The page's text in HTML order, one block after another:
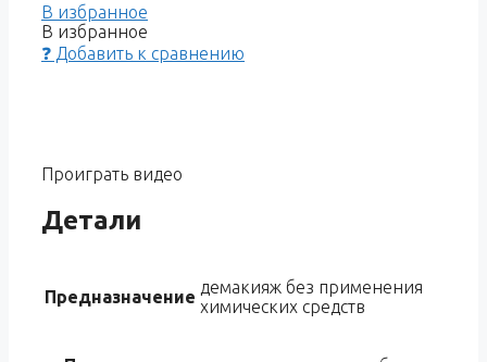
В избранное
В избранное
❓ Добавить к сравнению
Проиграть видео
Детали
Предназначение демакияж без применения
химических средств